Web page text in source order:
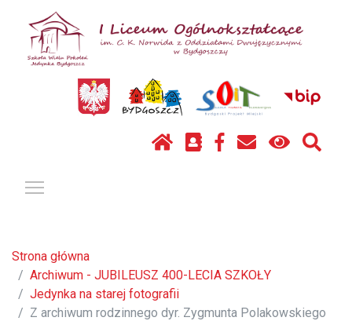
Strona główna
Archiwum - JUBILEUSZ 400-LECIA SZKOŁY
Jedynka na starej fotografii
Z archiwum rodzinnego dyr. Zygmunta Polakowskiego